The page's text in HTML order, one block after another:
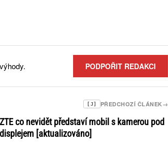
PODPOŘIT REDAKCI
→
PŘEDCHOZÍ ČLÁNEK
[J]
ZTE co nevidět představí mobil s kamerou pod
displejem [aktualizováno]